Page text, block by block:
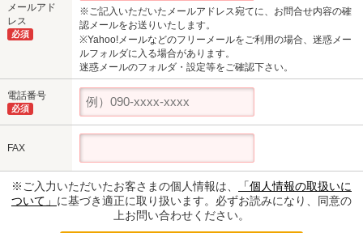
メールアド
レス
必須
※ご記入いただいたメールアドレス宛てに、お問合せ内容の確
認メールをお送りいたします。
※Yahoo!メールなどのフリーメールをご利用の場合、迷惑メー
ルフォルダに入る場合があります。
迷惑メールのフォルダ・設定等をご確認下さい。
電話番号
必須
FAX
※ご入力いただいたお客さまの個人情報は、
「個人情報の取扱いに
ついて」 に基づき適正に取り扱います。必ずお読みになり、同意の
上お問い合わせください。